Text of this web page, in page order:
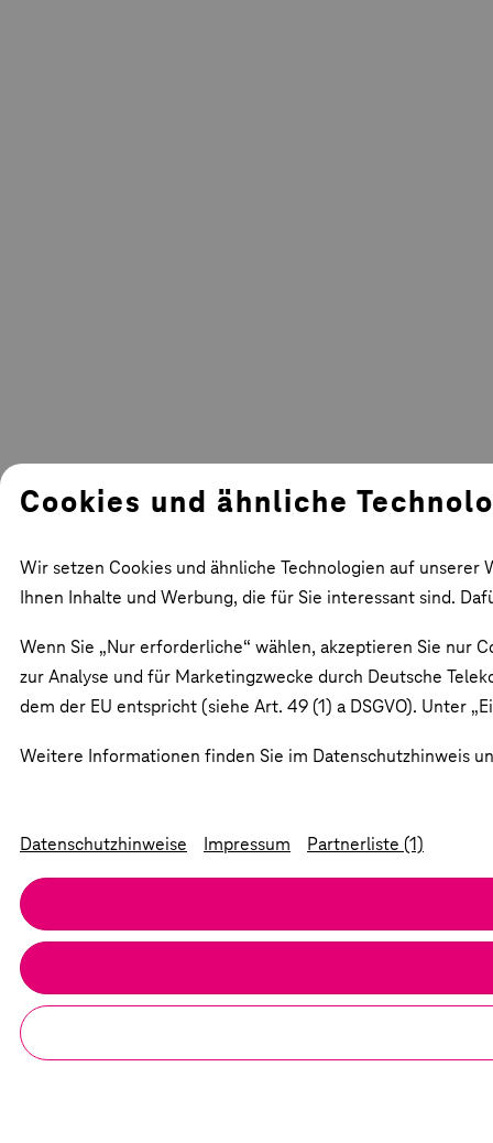
Cookies und ähnliche
Wir setzen Cookies und ähnliche Technologien auf
Ihnen Inhalte und Werbung, die für Sie interessant sind.
Wenn Sie „Nur erforderliche“ wählen, akzeptieren Sie nur
zur Analyse und für Marketingzwecke durch Deutsche
dem der EU entspricht (siehe Art. 49 (1) a DSGVO). Unter
Weitere Informationen finden Sie im Datenschutzhinweis
Datenschutzhinweise Impressum Partnerliste (1)